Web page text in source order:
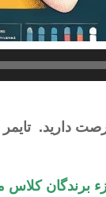
جوابها و ارسال
کلاس